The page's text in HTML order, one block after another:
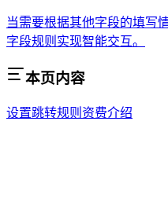
当需要根据其他字段的填写
字段规则实现智能交互。
本页内容
设置跳转规则资费介绍